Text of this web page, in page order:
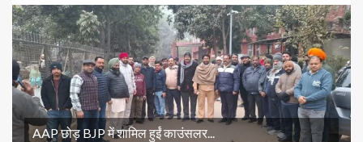
AAP छोड़ BJP में शामिल हुईं काउंसलर...